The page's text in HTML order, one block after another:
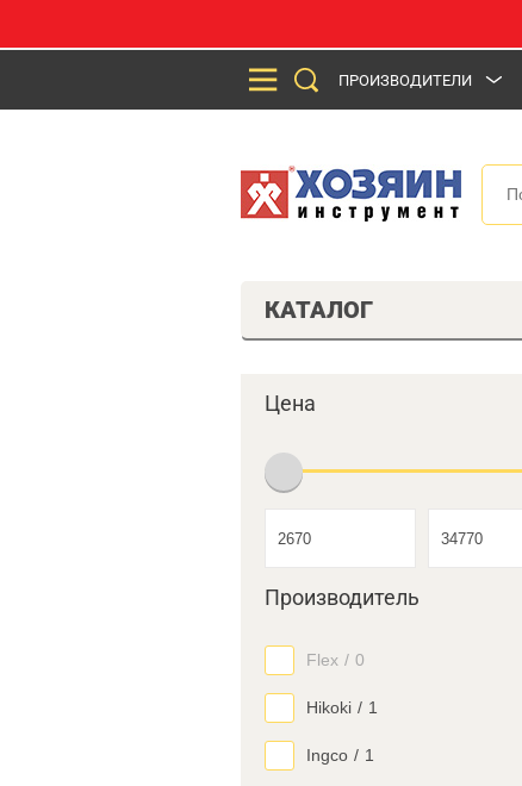
ПРОИЗВОДИТЕЛИ
КАТАЛОГ
Цена
Производитель
Flex / 0
Hikoki / 1
Ingco / 1